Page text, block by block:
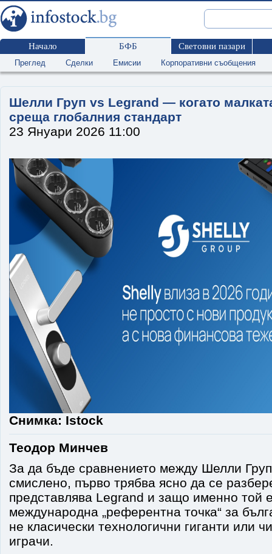
Начало БФБ Световни пазари
Преглед Сделки Емисии Корпоративни съобщения
Шелли Груп vs Legrand — когато
среща глобалния стандарт
23 Януари 2026 11:00
Снимка: Istock
Теодор Минчев
За да бъде сравнението между Шелли
смислено, първо трябва ясно да се
представлява Legrand и защо именно той
международна „референтна точка“ за
не класически технологични гиганти или
играчи.